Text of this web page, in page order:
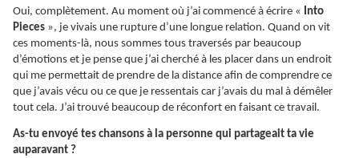
Oui, complètement. Au moment où j’ai commencé à écrire « Into
Pieces », je vivais une rupture d’une longue relation. Quand on vit
ces moments-là, nous sommes tous traversés par beaucoup
d’émotions et je pense que j’ai cherché à les placer dans un endroit
qui me permettait de prendre de la distance afin de comprendre ce
que j’avais vécu ou ce que je ressentais car j’avais du mal à démêler
tout cela. J’ai trouvé beaucoup de réconfort en faisant ce travail.
As-tu envoyé tes chansons à la personne qui partageait ta vie
auparavant ?